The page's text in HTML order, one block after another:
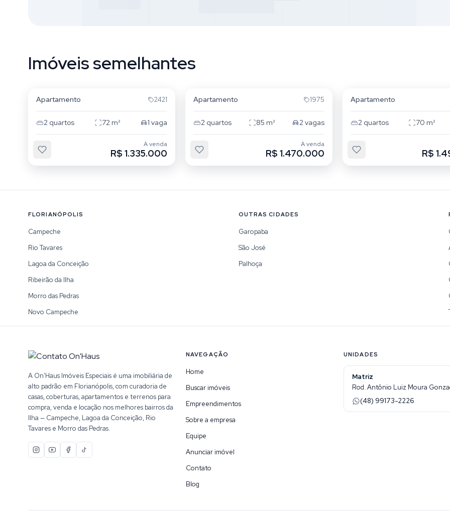
Imóveis semelhantes
Apartamento 2421
2 quartos 72 m² 1 vaga
À venda
R$ 1.335.000
Apartamento 1975
2 quartos 85 m² 2vagas
À venda
R$ 1.470.000
Apartamento
2 quartos 70 m²
R$
FLORIANÓPOLIS
Campeche
Rio Tavares
Lagoa da Conceição
Ribeirão da Ilha
Morro das Pedras
Novo Campeche
OUTRAS CIDADES
Garopaba
São José
Palhoça
A On'Haus Imóveis Especiais é uma imobiliária de
alto padrão em Florianópolis, com curadoria de
casas, coberturas, apartamentos e terrenos para
compra, venda e locação nos melhores bairros da
Ilha — Campeche, Lagoa da Conceição, Rio
Tavares e Morro das Pedras.
NAVEGAÇÃO
Home
Buscar imóveis
Empreendimentos
Sobre a empresa
Equipe
Anunciar imóvel
Contato
Blog
UNIDADES
Matriz
Rod. Antônio Luiz Moura
(48) 99173-2226